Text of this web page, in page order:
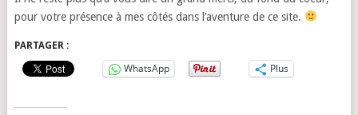
pour votre présence à mes côtés dans l’aventure de ce site.
PARTAGER :
WhatsApp Plus